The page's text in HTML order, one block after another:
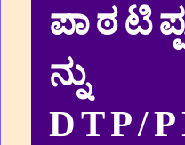
ನ್ನು
DTP/